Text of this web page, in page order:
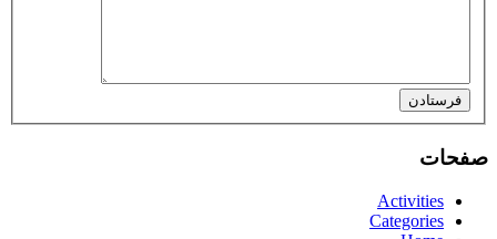
فرستادن
صفحات
Activities
Categories